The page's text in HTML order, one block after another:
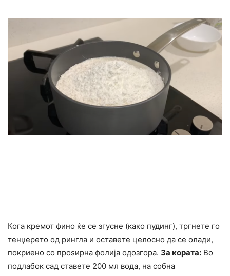
Кога кремот фино ќе се згусне (како пудинг), тргнете го
тенџерето од рингла и оставете целосно да се олади,
покриено со проѕирна фолија одозгора. За кората: Во
подлабок сад ставете 200 мл вода, на собна